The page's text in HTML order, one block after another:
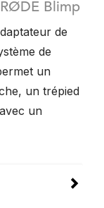
Blimp
de
de
un
un trépied
un